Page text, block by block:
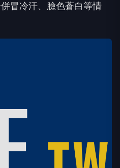
冒冷汗、臉色蒼白等情